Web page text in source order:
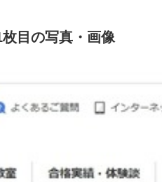
目の写真・画像